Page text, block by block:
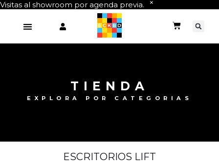
Visitas al showroom por agenda previa.
TIENDA
EXPLORA POR CATEGORIAS
ESCRITORIOS LIFT